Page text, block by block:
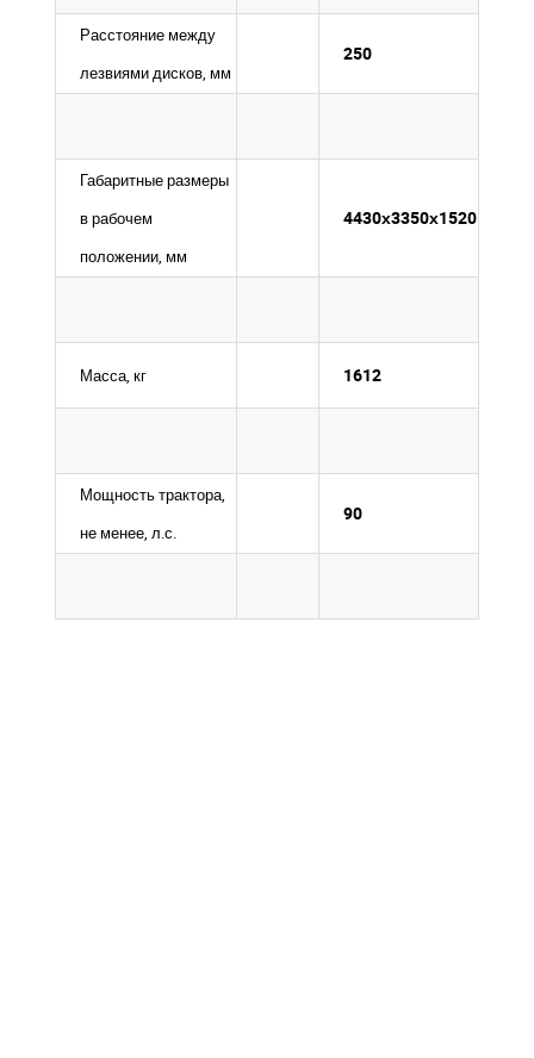
Расстояние между
лезвиями дисков, мм
250
Габаритные размеры
в рабочем
положении, мм
4430х3350х1520
Масса, кг 1612
Мощность трактора,
не менее, л.с.
90